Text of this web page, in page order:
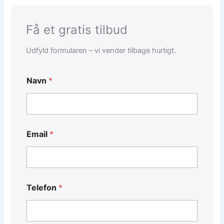
Få et gratis tilbud
Udfyld formularen – vi vender tilbage hurtigt.
Navn *
e
t
e
r
*
Email *
Telefon *